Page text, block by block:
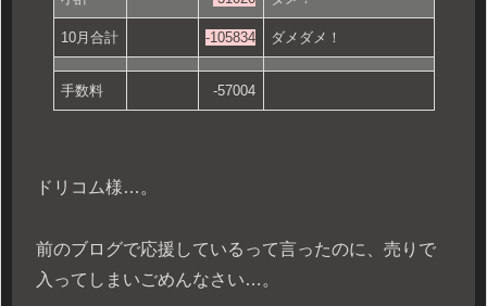
10月合計 -105834 ダメダメ！
手数料 -57004
ドリコム様…。
前のブログで応援しているって言ったのに、売りで
入ってしまいごめんなさい…。